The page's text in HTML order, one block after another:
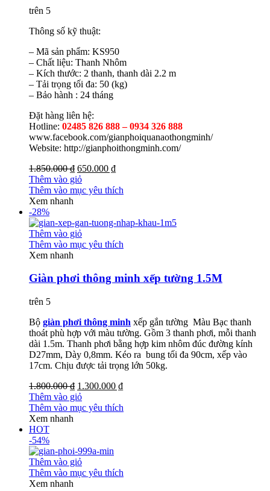
trên 5
Thông số kỹ thuật:
– Mã sản phẩm: KS950
– Chất liệu: Thanh Nhôm
– Kích thước: 2 thanh, thanh dài 2.2 m
– Tải trọng tối đa: 50 (kg)
– Bảo hành : 24 tháng
Đặt hàng liên hệ:
Hotline: 02485 826 888 – 0934 326 888
www.facebook.com/gianphoiquanaothongminh/
Website: http://gianphoithongminh.com/
1.850.000 ₫ 650.000 ₫
Thêm vào giỏ
Thêm vào mục yêu thích
Xem nhanh
-28%
Thêm vào giỏ
Thêm vào mục yêu thích
Xem nhanh
Giàn phơi thông minh xếp tường 1.5M
trên 5
Bộ giàn phơi thông minh xếp gắn tường Màu Bạc thanh
thoát phù hợp với màu tường. Gồm 3 thanh phơi, mỗi thanh
dài 1.5m. Thanh phơi bằng hợp kim nhôm đúc đường kính
D27mm, Dày 0,8mm. Kéo ra bung tối đa 90cm, xếp vào
17cm. Chịu được tải trọng lớn 50kg.
1.800.000 ₫ 1.300.000 ₫
Thêm vào giỏ
Thêm vào mục yêu thích
Xem nhanh
HOT
-54%
Thêm vào giỏ
Thêm vào mục yêu thích
Xem nhanh